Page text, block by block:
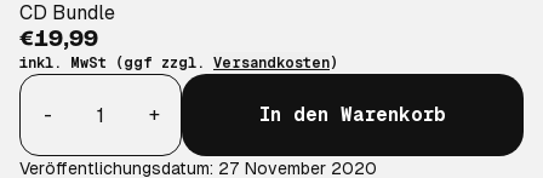
CD Bundle
€19,99
inkl. MwSt (ggf zzgl. Versandkosten)
Anzahl
-
+ In den Warenkorb
Veröffentlichungsdatum: 27 November 2020